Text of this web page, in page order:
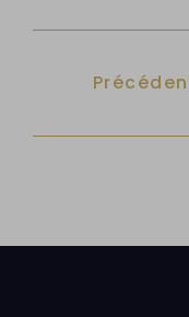
Article